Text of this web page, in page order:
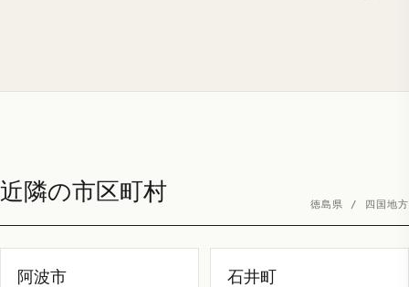
近隣の市区町村 徳島県 / 四国地方
阿波市 石井町